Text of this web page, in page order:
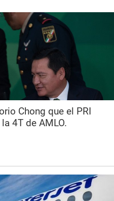
Chong que el PRI
4T de AMLO.